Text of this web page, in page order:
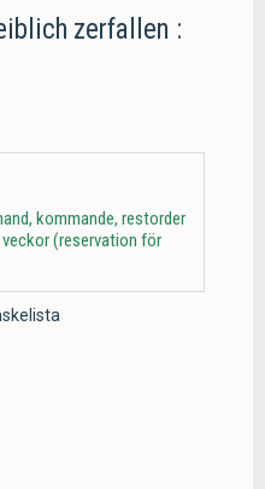
zerfallen :
kommande, restorder
(reservation för